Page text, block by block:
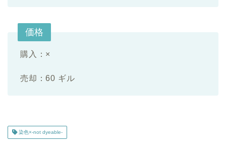
価格
購入：×
売却：60 ギル
染色×-not dyeable-